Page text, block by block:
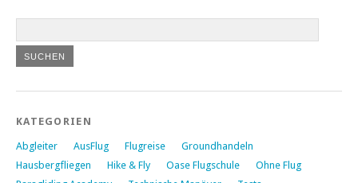
KATEGORIEN
Abgleiter AusFlug Flugreise
Groundhandeln
Hausbergfliegen
Hike & Fly Oase Flugschule
Ohne Flug